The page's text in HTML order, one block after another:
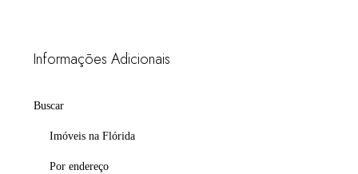
Informações Adicionais
Buscar
Imóveis na Flórida
Por endereço